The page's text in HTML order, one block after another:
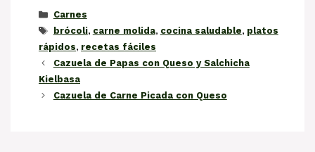
Categorías
Carnes
Etiquetas
brócoli, carne molida, cocina saludable, platos
rápidos, recetas fáciles
Cazuela de Papas con Queso y Salchicha
Kielbasa
Cazuela de Carne Picada con Queso